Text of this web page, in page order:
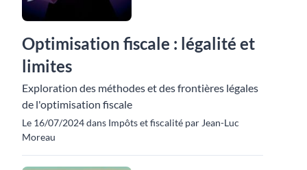
Optimisation fiscale : légalité et
limites
Exploration des méthodes et des frontières légales
de l'optimisation fiscale
Le 16/07/2024 dans Impôts et fiscalité par Jean-Luc
Moreau